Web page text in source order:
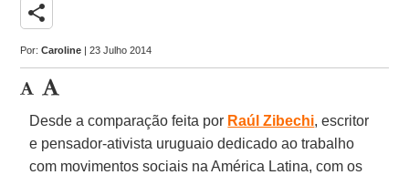
share
Por:Caroline | 23 Julho 2014
Desde a comparação feita por Raúl Zibechi, escritor
e pensador-ativista uruguaio dedicado ao trabalho
com movimentos sociais na América Latina, com os